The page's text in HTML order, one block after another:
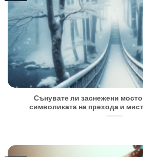
Сънувате ли заснежени
символиката на прехода и